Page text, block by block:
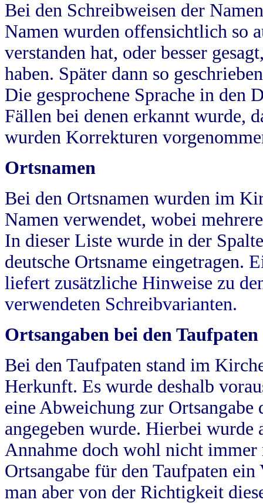
Bei den Schreibweisen der
Namen wurden offensichtlich so
verstanden hat, oder besser
haben. Später dann so
Die gesprochene Sprache in
Fällen bei denen erkannt wurde,
wurden Korrekturen
Ortsnamen
Bei den Ortsnamen wurden im
Namen verwendet, wobei
In dieser Liste wurde in der
deutsche Ortsname eingetragen.
liefert zusätzliche Hinweise zu
verwendeten Schreibvarianten.
Ortsangaben bei den Taufpaten
Bei den Taufpaten stand im
Herkunft. Es wurde deshalb
eine Abweichung zur
angegeben wurde. Hierbei wurde
Annahme doch wohl nicht
Ortsangabe für den Taufpaten
man aber von der Richtigkeit